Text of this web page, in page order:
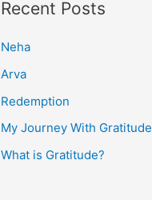
r
f
o
r
:
Recent Posts
Neha
Arva
Redemption
My Journey With Gratitude
What is Gratitude?